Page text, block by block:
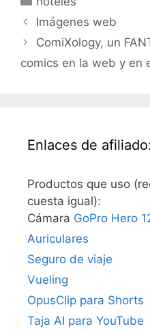
Imágenes web
ComiXology, un
comics en la web y en
Enlaces de afiliado:
Productos que uso
cuesta igual):
Cámara GoPro Hero
Auriculares
Seguro de viaje
Vueling
OpusClip para Shorts
Taja AI para YouTube